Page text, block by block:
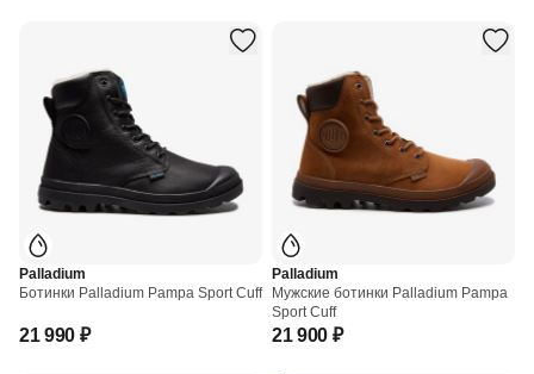
Palladium
Ботинки Palladium Pampa Sport Cuff
21 990 ₽
Palladium
Мужские ботинки Palladium Pampa
Sport Cuff
21 900 ₽